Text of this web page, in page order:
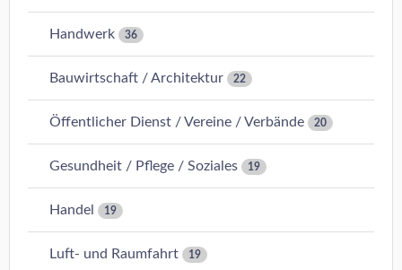
Handwerk 36
Bauwirtschaft / Architektur 22
Öffentlicher Dienst / Vereine / Verbände 20
Gesundheit / Pflege / Soziales 19
Handel 19
Luft- und Raumfahrt 19